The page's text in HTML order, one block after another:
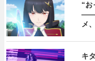
“お
――
メ
キ